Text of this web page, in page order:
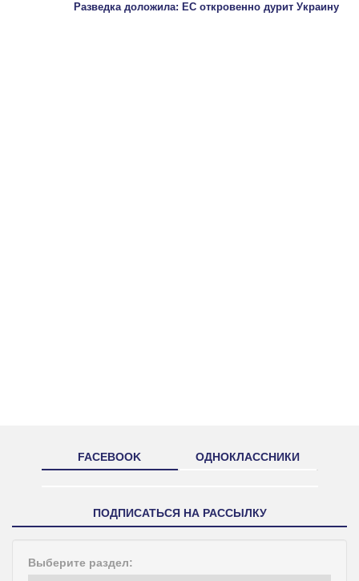
Разведка доложила: ЕС откровенно дурит Украину
FACEBOOK ОДНОКЛАССНИКИ
ПОДПИСАТЬСЯ НА РАССЫЛКУ
Выберите раздел: